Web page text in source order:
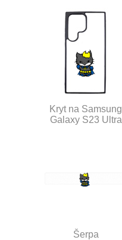
Kryt na Samsung
Galaxy S23 Ultra
Šerpa